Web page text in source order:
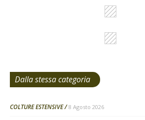
Dalla stessa categoria
COLTURE ESTENSIVE 8 Agosto 2026